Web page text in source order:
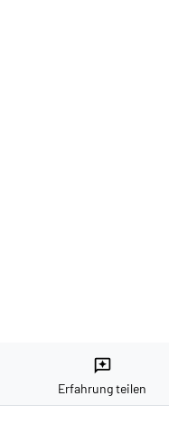
reviews
Erfahrung teilen